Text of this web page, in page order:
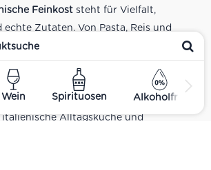
Wein Spirituosen Alkoholfrei
Feinkoststeht für Vielfalt,
Zutaten. Von Pasta, Reis und
über Olivenöl, Antipasti und
und Spezialitäten aus
Regionen Italiens. Alle Produkte
realen Supermarkt-Sortiments
Alltagsküche und